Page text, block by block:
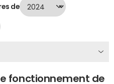
de
fonctionnement de